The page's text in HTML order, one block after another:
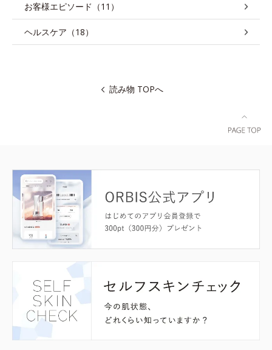
お客様エピソード（11）
ヘルスケア（18）
読み物 TOPへ